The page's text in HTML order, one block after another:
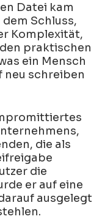
Datei kam
Schluss,
Komplexität,
praktischen
ein Mensch
neu schreiben
die als
die
er auf eine
ausgelegt